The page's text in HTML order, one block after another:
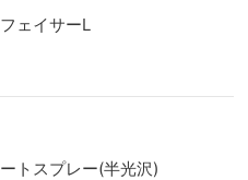
ェイサーL
トスプレー(半光沢)